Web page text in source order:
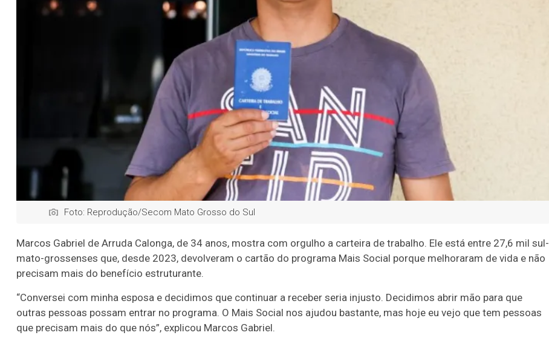
Foto: Reprodução/Secom Mato Grosso do Sul
Marcos Gabriel de Arruda Calonga, de 34 anos, mostra com orgulho a carteira de trabalho. Ele está entre 27,6 mil sul-
mato-grossenses que, desde 2023, devolveram o cartão do programa Mais Social porque melhoraram de vida e não
precisam mais do benefício estruturante.
“Conversei com minha esposa e decidimos que continuar a receber seria injusto. Decidimos abrir mão para que
outras pessoas possam entrar no programa. O Mais Social nos ajudou bastante, mas hoje eu vejo que tem pessoas
que precisam mais do que nós”, explicou Marcos Gabriel.